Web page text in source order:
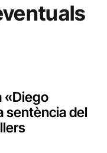
«Diego
sentència del